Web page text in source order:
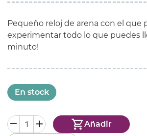
Pequeño reloj de arena con el que
experimentar todo lo que puedes
minuto!
En stock
Añadir